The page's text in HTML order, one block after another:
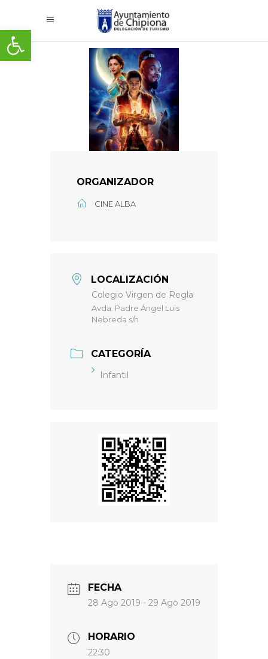
Abrir barra de herramientas
ORGANIZADOR
CINE ALBA
LOCALIZACIÓN
Colegio Virgen de Regla
Avda. Padre Ángel Luis
Nebreda s/n
CATEGORÍA
Infantil
FECHA
28 Ago 2019 - 29 Ago 2019
HORARIO
22:30